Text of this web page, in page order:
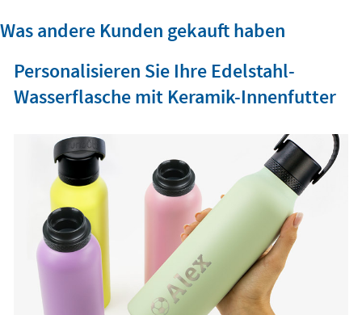
Was andere Kunden gekauft haben
Personalisieren Sie Ihre Edelstahl-
Wasserflasche mit Keramik-Innenfutter